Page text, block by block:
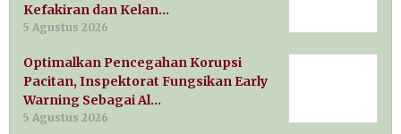
Kefakiran dan Kelan…
5 Agustus 2026
Optimalkan Pencegahan Korupsi
Pacitan, Inspektorat Fungsikan Early
Warning Sebagai Al…
5 Agustus 2026